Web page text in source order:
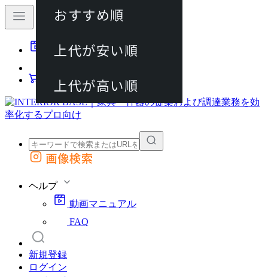
動画マニュアル
カート
外部サイトの商品をカートに追加
画像検索
ヘルプ
動画マニュアル
FAQ
新規登録
ログイン
おすすめ順
上代が安い順
上代が高い順